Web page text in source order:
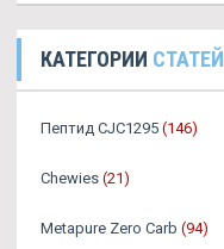
КАТЕГОРИИ СТАТЕЙ
Пептид CJC1295 (146)
Chewies (21)
Metapure Zero Carb (94)